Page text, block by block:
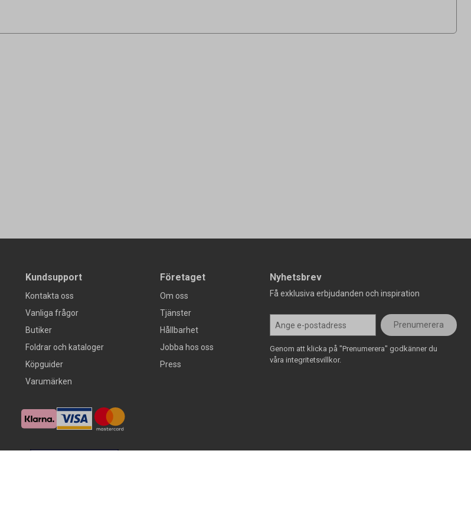
Kundsupport
Kontakta oss
Vanliga frågor
Butiker
Foldrar och kataloger
Köpguider
Varumärken
Företaget
Om oss
Tjänster
Hållbarhet
Jobba hos oss
Press
Nyhetsbrev
Få exklusiva erbjudanden och inspiration
Prenumerera
Genom att klicka på "Prenumerera" godkänner du
våra integritetsvillkor.